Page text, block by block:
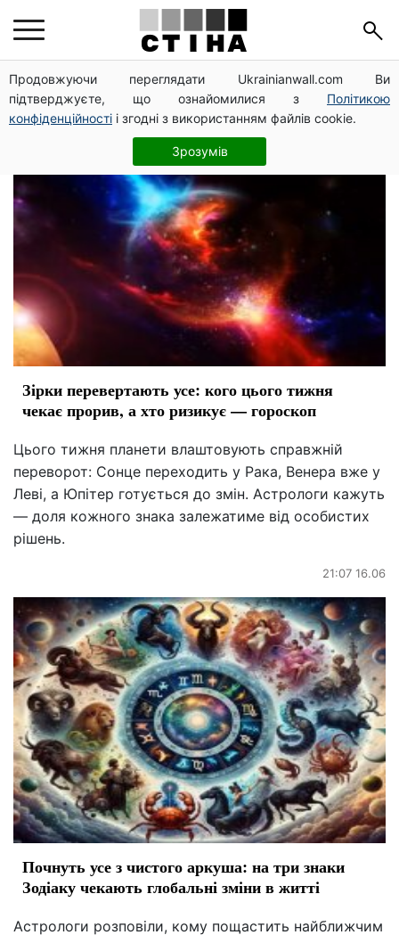
Продовжуючи переглядати Ukrainianwall.com Ви
підтверджуєте, що ознайомилися з Політикою
конфіденційності і згодні з використанням файлів cookie.
Зрозумів
астрология
Зірки перевертають усе: кого цього тижня
чекає прорив, а хто ризикує — гороскоп
Цього тижня планети влаштовують справжній
переворот: Сонце переходить у Рака, Венера вже у
Леві, а Юпітер готується до змін. Астрологи кажуть
— доля кожного знака залежатиме від особистих
рішень.
21:07 16.06
Почнуть усе з чистого аркуша: на три знаки
Зодіаку чекають глобальні зміни в житті
Астрологи розповіли, кому пощастить найближчим